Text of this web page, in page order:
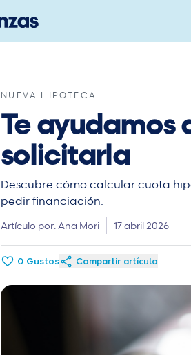
NUEVA HIPOTECA
Te
solicitarla
Descubre cómo calcular cuota
pedir financiación.
Artículo por:Ana Mori 17 abril 2026
0 Gustos Compartir artículo